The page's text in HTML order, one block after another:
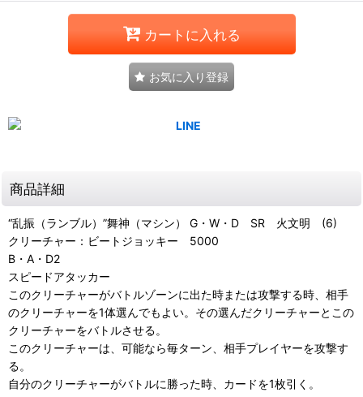
カートに入れる
お気に入り登録
商品詳細
“乱振（ランブル）”舞神（マシン） G・W・D SR 火文明 (6)
クリーチャー：ビートジョッキー 5000
B・A・D2
スピードアタッカー
このクリーチャーがバトルゾーンに出た時または攻撃する時、相手
のクリーチャーを1体選んでもよい。その選んだクリーチャーとこの
クリーチャーをバトルさせる。
このクリーチャーは、可能なら毎ターン、相手プレイヤーを攻撃す
る。
自分のクリーチャーがバトルに勝った時、カードを1枚引く。